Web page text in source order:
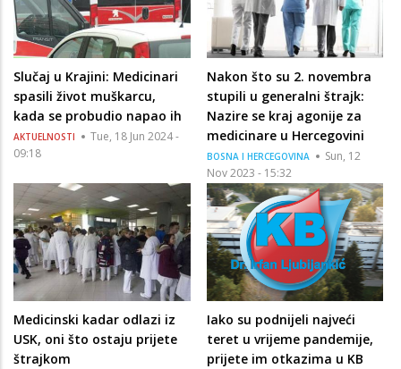
Slučaj u Krajini: Medicinari
spasili život muškarcu,
kada se probudio napao ih
AKTUELNOSTI
Tue, 18 Jun 2024 -
09:18
Nakon što su 2. novembra
stupili u generalni štrajk:
Nazire se kraj agonije za
medicinare u Hercegovini
BOSNA I HERCEGOVINA
Sun, 12
Nov 2023 - 15:32
Medicinski kadar odlazi iz
USK, oni što ostaju prijete
štrajkom
Iako su podnijeli najveći
teret u vrijeme pandemije,
prijete im otkazima u KB